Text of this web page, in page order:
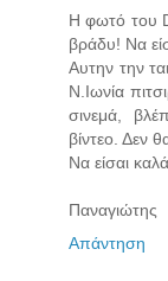
Η φωτό του
βράδυ! Να
Αυτην την
Ν.Ιωνία
σινεμά,
βίντεο. Δεν
Να είσαι
Παναγιώτης
Απάντηση